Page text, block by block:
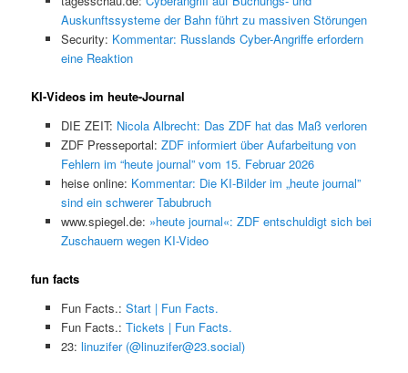
Auskunftssysteme der Bahn führt zu massiven Störungen
Security: Kommentar: Russlands Cyber-Angriffe erfordern
eine Reaktion
KI-Videos im heute-Journal
DIE ZEIT: Nicola Albrecht: Das ZDF hat das Maß verloren
ZDF Presseportal: ZDF informiert über Aufarbeitung von
Fehlern im “heute journal” vom 15. Februar 2026
heise online: Kommentar: Die KI-Bilder im „heute journal”
sind ein schwerer Tabubruch
www.spiegel.de: »heute journal«: ZDF entschuldigt sich bei
Zuschauern wegen KI-Video
fun facts
Fun Facts.: Start | Fun Facts.
Fun Facts.: Tickets | Fun Facts.
23: linuzifer (@linuzifer@23.social)